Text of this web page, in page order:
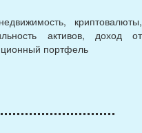
криптовалюты,
активов, доход от
портфель